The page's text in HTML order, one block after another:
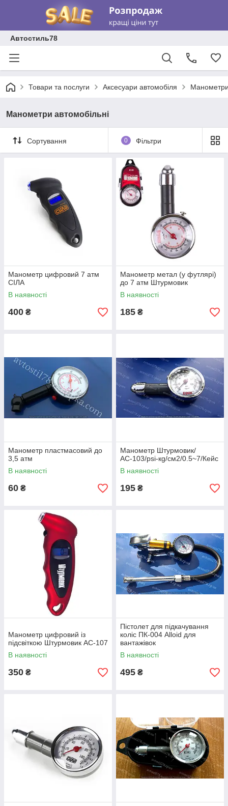
Автостиль78
Товари та послуги Аксесуари автомобіля Манометри
Манометри автомобільні
Сортування 0 Фільтри
Манометр цифровий 7 атм
СІЛА
В наявності
400 ₴
Манометр метал (у футлярі)
до 7 атм Штурмовик
В наявності
185 ₴
Манометр пластмасовий до
3,5 атм
В наявності
60 ₴
Манометр Штурмовик/
АС-103/psi-кg/см2/0.5~7/Кейс
В наявності
195 ₴
Манометр цифровий із
підсвіткою Штурмовик АС-107
В наявності
350 ₴
Пістолет для підкачування
коліс ПК-004 Alloid для
вантажівок
В наявності
495 ₴